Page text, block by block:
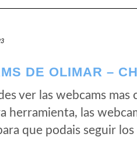
DE OLIMAR –
ver las webcams mas
herramienta, las
que podais seguir